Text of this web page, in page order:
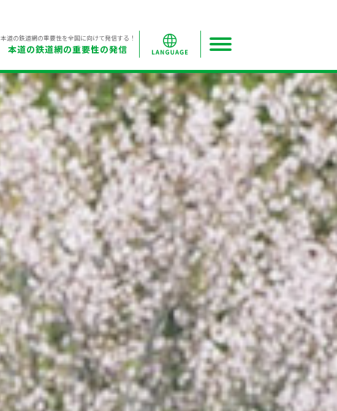
本道の鉄道網の重要性を全国に向けて発信する！
本道の鉄道網の重要性の発信
日本語
English
한국어
简体中文
繁體中文